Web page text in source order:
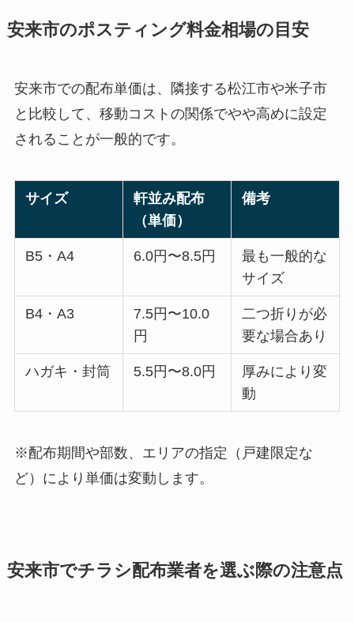
安来市のポスティング料金相場の目安
安来市での配布単価は、隣接する松江市や米子市
と比較して、移動コストの関係でやや高めに設定
されることが一般的です。
サイズ
軒並み配布
（単価）
備考
B5・A4 6.0円〜8.5円
最も一般的な
サイズ
B4・A3
7.5円〜10.0
円
二つ折りが必
要な場合あり
ハガキ・封筒 5.5円〜8.0円
厚みにより変
動
※配布期間や部数、エリアの指定（戸建限定な
ど）により単価は変動します。
安来市でチラシ配布業者を選ぶ際の注意点